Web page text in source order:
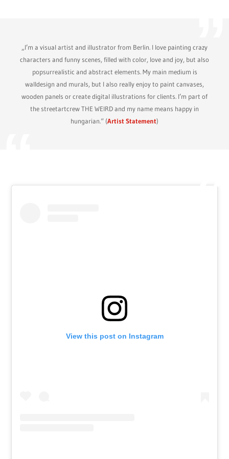
„I’m a visual artist and illustrator from Berlin. I love painting crazy
characters and funny scenes, filled with color, love and joy, but also
popsurrealistic and abstract elements. My main medium is
walldesign and murals, but I also really enjoy to paint canvases,
wooden panels or create digital illustrations for clients. I’m part of
the streetartcrew THE WEIRD and my name means happy in
hungarian.“ (Artist Statement)
View this post on Instagram